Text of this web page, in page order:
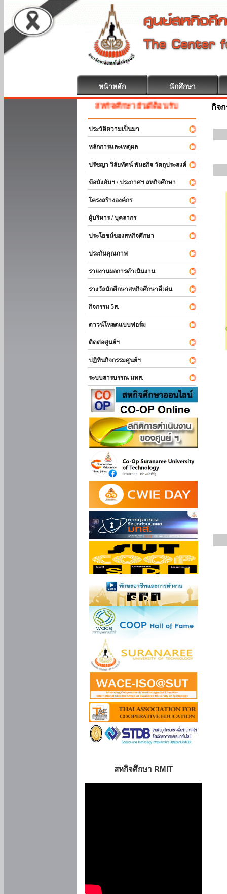
หน้าหลัก นักศึกษา
สหกิจศึกษา ยินดีต้อนรับ
ประวัติความเป็นมา
หลักการและเหตุผล
ปรัชญา วิสัยทัศน์ พันธกิจ วัตถุประสงค์
ข้อบังคับฯ / ประกาศฯ สหกิจศึกษา
โครงสร้างองค์กร
ผู้บริหาร / บุคลากร
ประโยชน์ของสหกิจศึกษา
ประกันคุณภาพ
รายงานผลการดำเนินงาน
รางวัลนักศึกษาสหกิจศึกษาดีเด่น
กิจกรรม 5ส.
ดาวน์โหลดแบบฟอร์ม
ติดต่อศูนย์ฯ
ปฏิทินกิจกรรมศูนย์ฯ
ระบบสารบรรณ มทส.
สหกิจศึกษา RMIT
กิจ